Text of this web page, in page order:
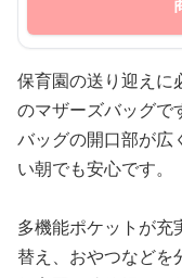
保育園の送り迎えに
のマザーズバッグで
バッグの開口部が広
い朝でも安心です。
多機能ポケットが充
替え、おやつなどを